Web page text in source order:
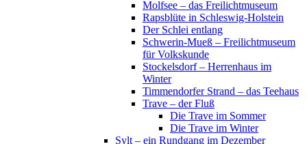
Molfsee – das Freilichtmuseum
Rapsblüte in Schleswig-Holstein
Der Schlei entlang
Schwerin-Mueß – Freilichtmuseum
für Volkskunde
Stockelsdorf – Herrenhaus im
Winter
Timmendorfer Strand – das Teehaus
Trave – der Fluß
Die Trave im Sommer
Die Trave im Winter
Sylt – ein Rundgang im Dezember